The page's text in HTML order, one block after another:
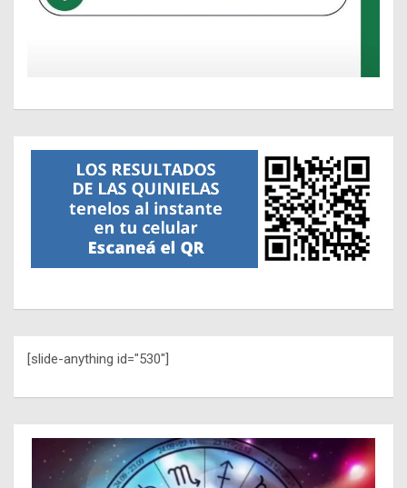
[slide-anything id="530"]